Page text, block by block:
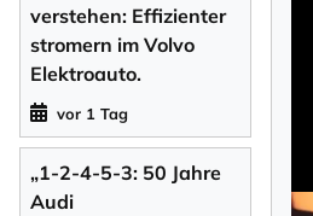
verstehen: Effizienter
stromern im Volvo
Elektroauto.
vor 1 Tag
„1-2-4-5-3: 50 Jahre
Audi